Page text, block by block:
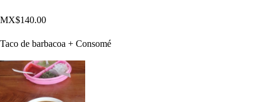
MX$140.00
Taco de barbacoa + Consomé